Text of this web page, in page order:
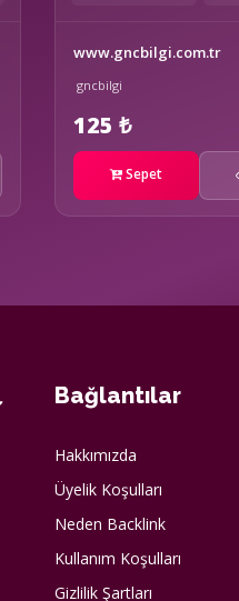
www.gncbilgi.com.tr
gncbilgi
125 ₺
Sepet
Bağlantılar
Hakkımızda
Üyelik Koşulları
Neden Backlink
Kullanım Koşulları
Gizlilik Şartları